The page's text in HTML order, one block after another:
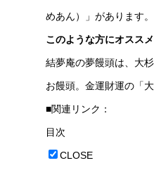
めあん）」があります
このような方にオスス
結夢庵の夢饅頭は、大
お饅頭。金運財運の「
■関連リンク：
目次
CLOSE